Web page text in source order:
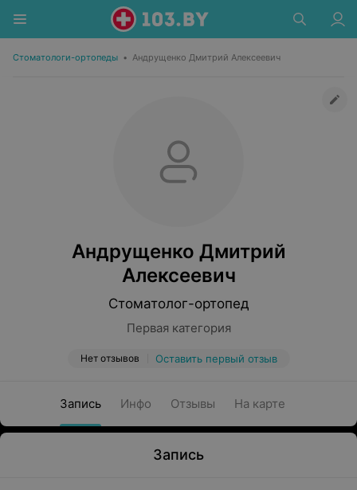
Стоматологи-ортопеды • Андрущенко Дмитрий Алексеевич
Андрущенко Дмитрий
Алексеевич
Стоматолог-ортопед
Первая категория
Нет отзывов Оставить первый отзыв
Запись Инфо Отзывы На карте
Запись